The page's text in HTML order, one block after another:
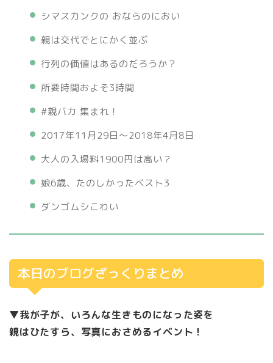
シマスカンクの おならのにおい
親は交代でとにかく並ぶ
行列の価値はあるのだろうか？
所要時間およそ3時間
#親バカ 集まれ！
2017年11月29日～2018年4月8日
大人の入場料1900円は高い？
娘6歳、たのしかったベスト3
ダンゴムシこわい
本日のブログざっくりまとめ
▼我が子が、いろんな生きものになった姿を
親はひたすら、写真におさめるイベント！